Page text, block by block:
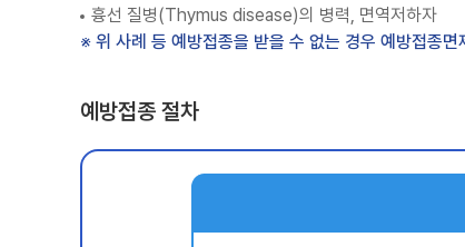
흉선 질병(Thymus disease)의 병력, 면역저하자
※ 위 사례 등 예방접종을 받을 수 없는 경우 예방접종
예방접종 절차